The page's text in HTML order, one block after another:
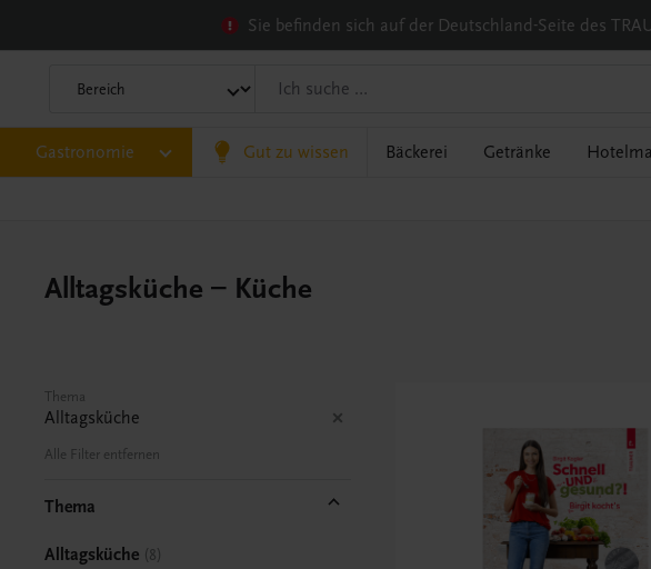
Sie befinden sich auf der Deutschland-Seite des
Gastronomie Gut zu wissen Bäckerei Getränke
Alltagsküche – Küche
Thema
Alltagsküche
Alle Filter entfernen
Thema
Alltagsküche 8